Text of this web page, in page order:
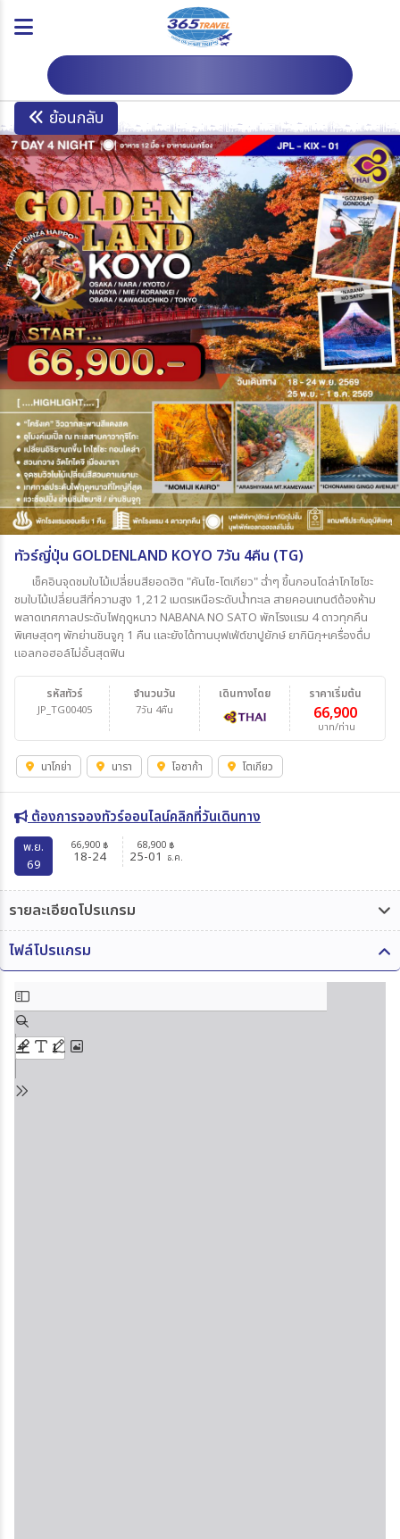
ย้อนกลับ
ทัวร์ญี่ปุ่น GOLDENLAND KOYO 7วัน 4คืน (TG)
เช็คอินจุดชมใบไม้เปลี่ยนสียอดฮิต "คันไซ-โตเกียว" ฉ่ำๆ ขึ้นกอนโดล่าโกไซโชะ
ชมใบไม้เปลี่ยนสีที่ความสูง 1,212 เมตรเหนือระดับน้ำทะเล สายคอนเทนต์ต้องห้าม
พลาดเทศกาลประดับไฟฤดูหนาว NABANA NO SATO พักโรงแรม 4 ดาวทุกคึน
พิเศษสุดๆ พักย่านชินจูกุ 1 คืน และยังได้ทานบุฟเฟ่ต์ขาปูยักษ์ ยากินิกุ+เครื่องดื่ม
แอลกอฮอล์ไม่อั้นสุดฟิน
รหัสทัวร์
JP_TG00405
จำนวนวัน
7วัน 4คืน
ราคาเริ่มต้น
66,900
บาท/ท่าน
เดินทางโดย
นาโกย่า นารา โอซาก้า โตเกียว
ต้องการจองทัวร์ออนไลน์คลิกที่วันเดินทาง
พ.ย.
69
66,900 ฿
18-24
68,900 ฿
25-01 ธ.ค.
รายละเอียดโปรแกรม
ไฟล์โปรแกรม